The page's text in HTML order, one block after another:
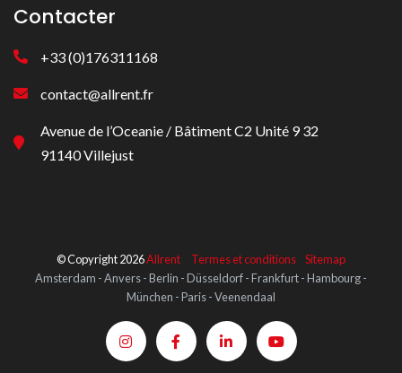
Contacter
+33 (0)176311168
contact@allrent.fr
Avenue de l’Oceanie / Bâtiment C2 Unité 9 32
91140 Villejust
© Copyright 2026Allrent Termes et conditions
Sitemap
Amsterdam - Anvers - Berlin - Düsseldorf - Frankfurt - Hambourg -
München - Paris - Veenendaal